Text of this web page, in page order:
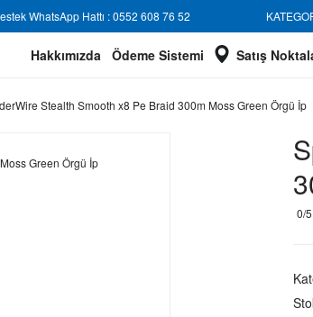
WhatsApp Hattı : 0552 608 76 52
Hakkımızda Ödeme Sistemi Satış
Stealth Smooth x8 Pe Braid 300m Moss Green Örgü İp
0/5